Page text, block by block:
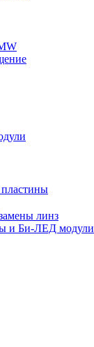
линз
и Би-ЛЕД модули